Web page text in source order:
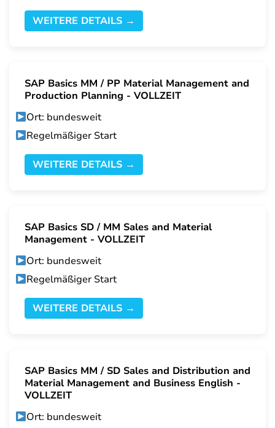
WEITERE DETAILS →
SAP Basics MM / PP Material Management and
Production Planning - VOLLZEIT
Ort: bundesweit
Regelmäßiger Start
WEITERE DETAILS →
SAP Basics SD / MM Sales and Material
Management - VOLLZEIT
Ort: bundesweit
Regelmäßiger Start
WEITERE DETAILS →
SAP Basics MM / SD Sales and Distribution and
Material Management and Business English -
VOLLZEIT
Ort: bundesweit